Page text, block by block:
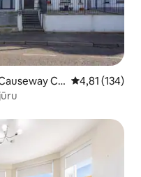
Co Vidējais
4,81 (134)